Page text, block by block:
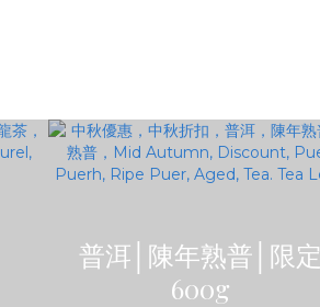
普洱│陳年熟普│限定
600g